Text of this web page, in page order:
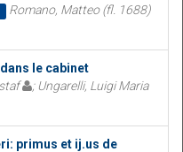
Romano, Matteo (fl. 1688)
le cabinet
; Ungarelli, Luigi Maria
primus et ij.us de